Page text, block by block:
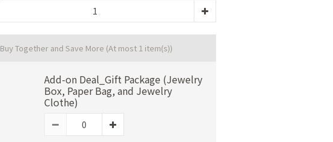
Buy Together and Save More (At most 1 item(s))
Add-on Deal_Gift Package (Jewelry
Box, Paper Bag, and Jewelry
Clothe)